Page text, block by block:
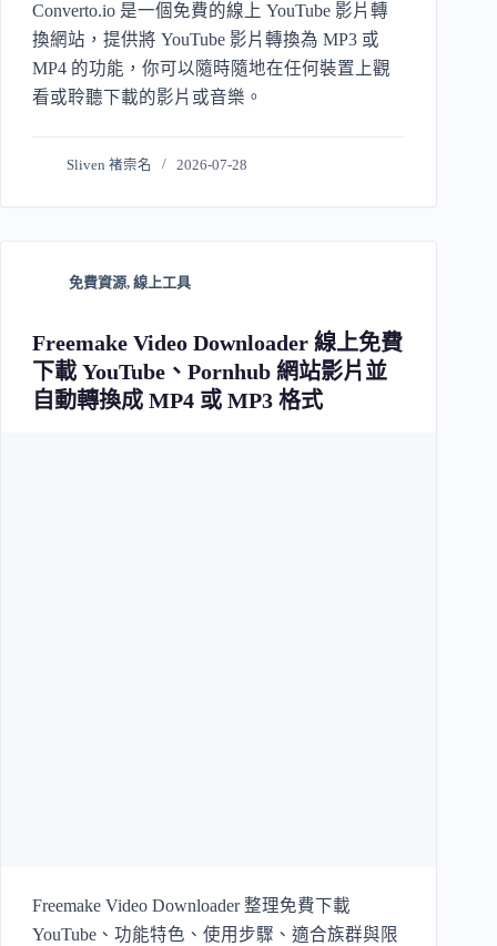
Converto.io 是一個免費的線上 YouTube 影片轉
換網站，提供將 YouTube 影片轉換為 MP3 或
MP4 的功能，你可以隨時隨地在任何裝置上觀
看或聆聽下載的影片或音樂。
Sliven 褚崇名 2026-07-28
免費資源, 線上工具
Freemake Video Downloader 線上免費
下載 YouTube、Pornhub 網站影片並
自動轉換成 MP4 或 MP3 格式
Freemake Video Downloader 整理免費下載
YouTube、功能特色、使用步驟、適合族群與限